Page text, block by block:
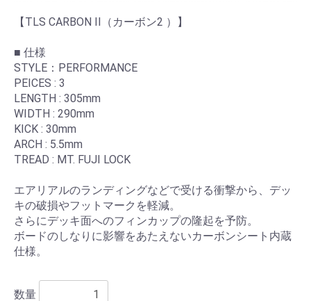
【TLS CARBON II（カーボン2 ）】
■ 仕様
STYLE：PERFORMANCE
PEICES : 3
LENGTH : 305mm
WIDTH : 290mm
KICK : 30mm
ARCH : 5.5mm
TREAD : MT. FUJI LOCK
エアリアルのランディングなどで受ける衝撃から、デッ
キの破損やフットマークを軽減。
さらにデッキ面へのフィンカップの隆起を予防。
ボードのしなりに影響をあたえないカーボンシート内蔵
仕様。
数量